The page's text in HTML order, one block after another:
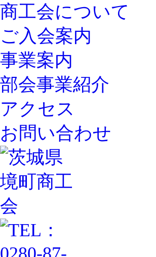
商工会について
ご入会案内
事業案内
部会事業紹介
アクセス
お問い合わせ